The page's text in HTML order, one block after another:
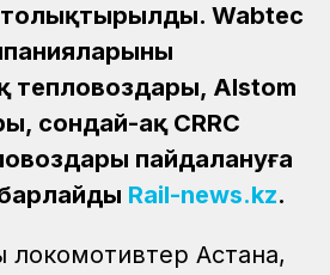
Wabtec
тепловоздары, Alstom
сондай-ақ CRRC
пайдалануға
Rail-news.kz.
локомотивтер Астана,